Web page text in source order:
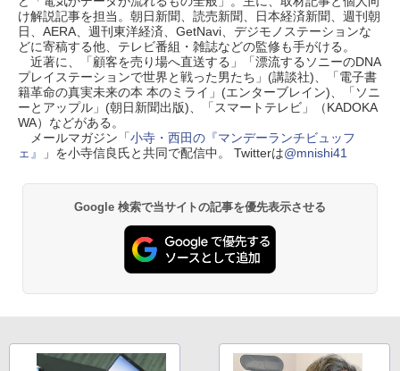
け解説記事を担当。朝日新聞、読売新聞、日本経済新聞、週刊朝
日、AERA、週刊東洋経済、GetNavi、デジモノステーションな
どに寄稿する他、テレビ番組・雑誌などの監修も手がける。
近著に、「顧客を売り場へ直送する」「漂流するソニーのDNA
プレイステーションで世界と戦った男たち」(講談社)、「電子書
籍革命の真実未来の本 本のミライ」(エンターブレイン)、「ソニ
ーとアップル」(朝日新聞出版)、「スマートテレビ」（KADOKA
WA）などがある。
メールマガジン「小寺・西田の『マンデーランチビュッフ
ェ』
」を小寺信良氏と共同で配信中。 Twitterは@mnishi41
Google 検索で当サイトの記事を優先表示させる